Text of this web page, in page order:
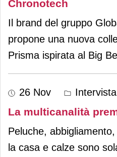
Chronotech
Il brand del gruppo
propone una nuova
Prisma ispirata al Big
26 Nov Intervista
La multicanalità
Peluche,
la casa e calze sono